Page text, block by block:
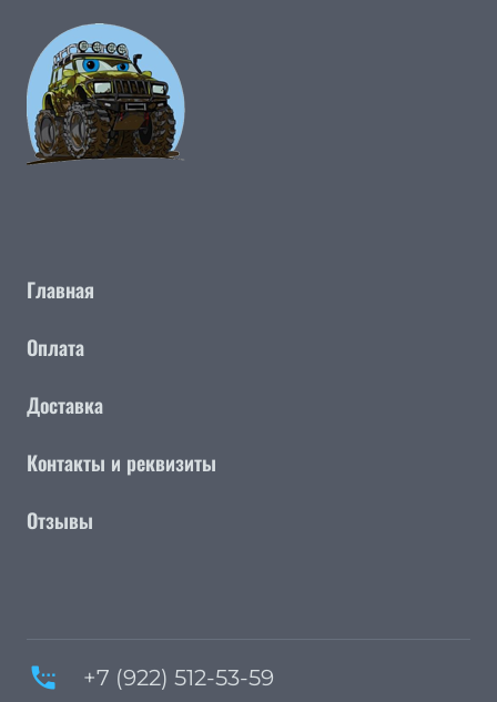
Главная
Оплата
Доставка
Контакты и реквизиты
Отзывы
settings_phone +7 (922) 512-53-59